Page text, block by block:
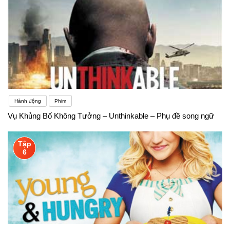
định nguyên nhân dẫn đến trạng thái tâm lý này. Sự
tự nhận thức không chỉ có thể làm giảm sự căng
thẳng mà còn giúp bạn tìm cách giải quyết vấn đề
liên quan đến cảm xúcBạn có thể tăng sự tự tin
bằng cách tự khẳng định năng lực của bản thân.
Chẳng hạn, hãy lặp lại sau tôi: “Tôi là một người
tiếng Anh trong trường học chỉ gói gọn 3 tiết/tuần và
8 tiết cho một bài học với cả 4 kỹ năng nghe – nói –
đọc – viết. Các em học theo kiểu “cưỡi ngựa xem
hoa”. Nhiều giáo viên dạy tiếng Anh ở các trường
THPT than thở, sĩ số mỗi lớp học quá đông, thường
Hành động Phim
Vụ Khủng Bố Không Tưởng – Unthinkable – Phụ đề song ngữ
Tập
6